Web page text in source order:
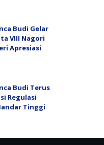
Budi Gelar
VIII Nagori
Apresiasi
Budi Terus
Regulasi
Tinggi